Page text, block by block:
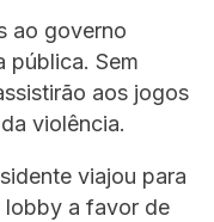
ao governo
pública. Sem
aos jogos
violência.
viajou para
lobby a favor de